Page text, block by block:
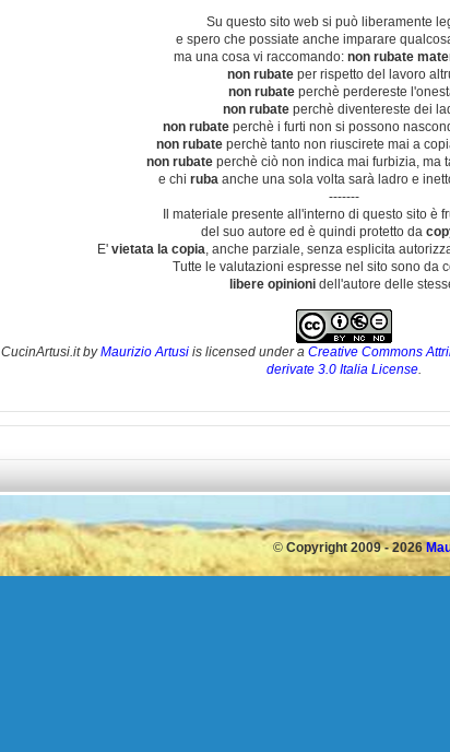
Su questo sito web si può liberamente
e spero che possiate anche imparare
ma una cosa vi raccomando: non rubate
non rubateper rispetto del lavoro
non rubate perchè perdereste
non rubate perchè diventereste dei
non rubate perchè i furti non si possono
non rubateperchè tanto non riuscirete mai a
non rubateperchè ciò non indica mai furbizia, ma
e chi ruba anche una sola volta sarà ladro e
-------
Il materiale presente all'interno di questo sito è
del suo autore ed è quindi protetto da
E' vietata la copia, anche parziale, senza esplicita
Tutte le valutazioni espresse nel sito sono da
libere opinioni dell'autore delle
CucinArtusi.itbyMaurizio Artusi is licensed under a Creative Commons
derivate 3.0 Italia License.
© Copyright 2009 - 2026